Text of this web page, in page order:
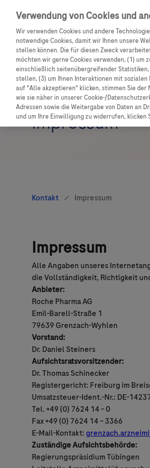
Melden Sie sich jetzt an, um
Impressum
Impressum
Alle Angaben unseres
die Vollständigkeit, Richtigkeit
Anbieter:
Roche Pharma AG
Emil-Barell-Straße 1
79639 Grenzach-Wyhlen
Vorstand:
Dr. Daniel Steiners
Aufsichtsratsvorsitzender:
Dr. Thomas Schinecker
Registergericht: Freiburg im
Umsatzsteuer-Ident.-Nr.: DE-
Tel. +49 (0) 7624 14 – 0
Fax +49 (0) 7624 14 – 3366
E-Mail-Kontakt:
Zuständige Aufsichtsbehörde:
Regierungspräsidium Tübingen
Verwendung von Cookies und
Wir verwenden Cookies und andere
notwendige Cookies, damit wir Ihnen unsere
stellen können. Die für diesen Zweck
möchten wir gerne Cookies verwenden, (1)
einschließlich seitenübergreifender
stellen, (3) um Ihnen Interaktionen mit sozialen
auf "Alle akzeptieren" klicken, stimmen Sie
wie sie näher in unserer Cookie-/
Adressen sowie die Weitergabe von Daten an
und um Ihre Einwilligung zu widerrufen,